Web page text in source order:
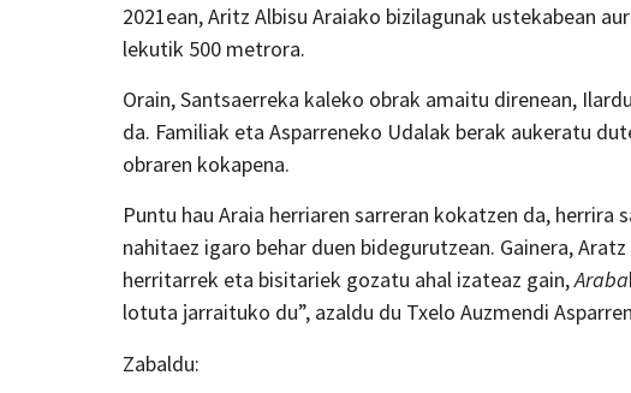
2021ean, Aritz Albisu Araiako bizilagunak ustekabean
lekutik 500 metrora.
Orain, Santsaerreka kaleko obrak amaitu direnean,
da. Familiak eta Asparreneko Udalak berak aukeratu
obraren kokapena.
Puntu hau Araia herriaren sarreran kokatzen da,
nahitaez igaro behar duen bidegurutzean. Gainera,
herritarrek eta bisitariek gozatu ahal izateaz gain,Araba
lotuta jarraituko du”, azaldu du Txelo Auzmendi
Zabaldu: